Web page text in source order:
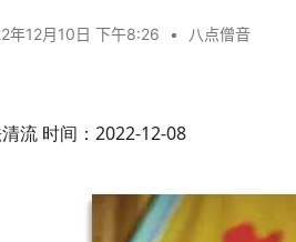
年12月10日 下午8:26 • 八点僧音
流 时间：2022-12-08